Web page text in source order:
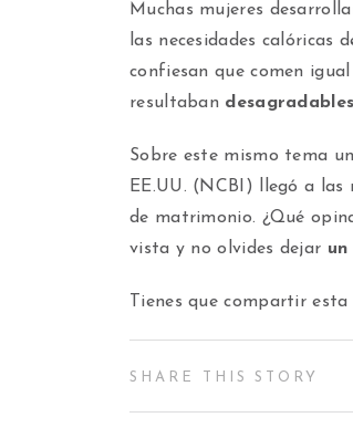
Muchas mujeres
las necesidades calóricas
confiesan que comen
resultaban
Sobre este mismo tema
EE.UU. (NCBI) llegó a las
de matrimonio. ¿Qué
vista y no olvides dejar
Tienes que compartir
SHARE THIS STORY